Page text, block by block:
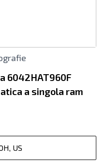
6042HAT960F
a singola ram
US